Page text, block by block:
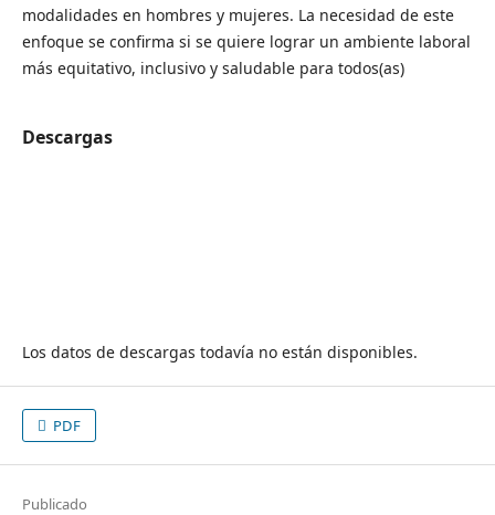
modalidades en hombres y mujeres. La necesidad de este
enfoque se confirma si se quiere lograr un ambiente laboral
más equitativo, inclusivo y saludable para todos(as)
Descargas
Los datos de descargas todavía no están disponibles.
PDF
Publicado